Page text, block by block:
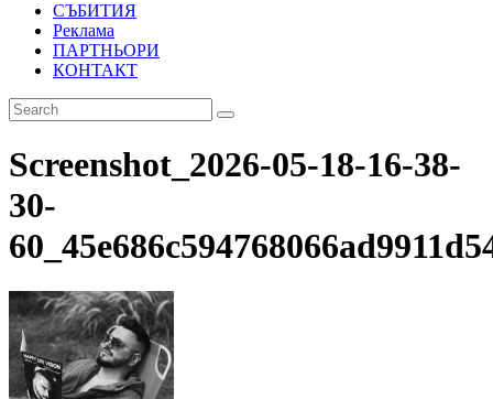
СЪБИТИЯ
Реклама
ПАРТНЬОРИ
КОНТАКТ
Screenshot_2026-05-18-16-38-
30-